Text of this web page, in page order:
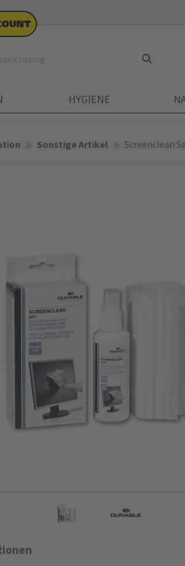
HYGIENE
Sonstige Artikel Screenclean